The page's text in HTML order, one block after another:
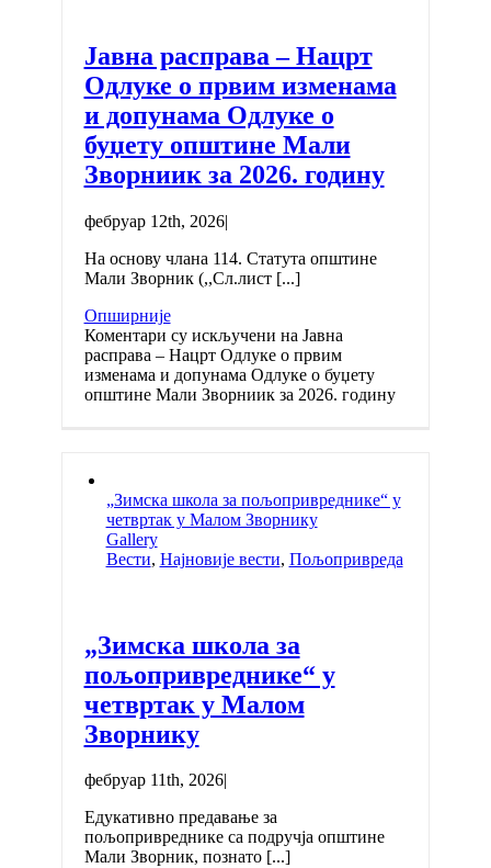
Јавна расправа – Нацрт
Одлуке о првим изменама
и допунама Одлуке о
буџету општине Мали
Зворниик за 2026. годину
фебруар 12th, 2026|
На основу члана 114. Статута општине
Мали Зворник (,,Сл.лист [...]
Опширније
Коментари су искључени на Јавна
расправа – Нацрт Одлуке о првим
изменама и допунама Одлуке о буџету
општине Мали Зворниик за 2026. годину
„Зимска школа за пољопривреднике“ у
четвртак у Малом Зворнику
Gallery
Вести, Најновије вести, Пољопривреда
„Зимска школа за
пољопривреднике“ у
четвртак у Малом
Зворнику
фебруар 11th, 2026|
Едукативно предавање за
пољопривреднике са подручја општине
Мали Зворник, познато [...]